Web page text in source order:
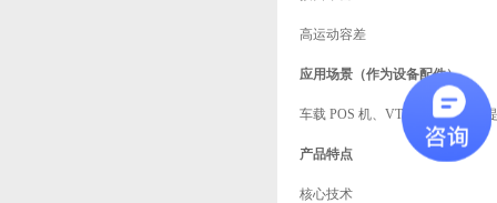
高运动容差
应用场景（作为设备配件）
车载 POS 机、VTM 柜、电商自
产品特点
核心技术